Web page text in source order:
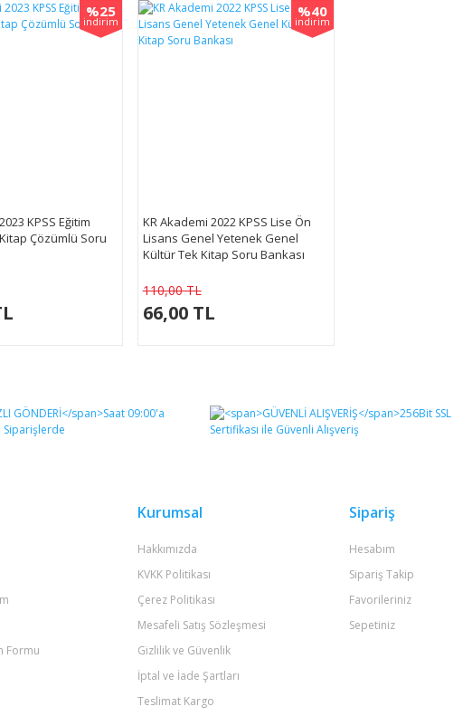
%25
indirim
KPSS Eğitim
Çözümlü Soru
%40
indirim
KR Akademi 2022 KPSS Lise Ön
Lisans Genel Yetenek Genel
Kültür Tek Kitap Soru Bankası
110,00 TL
66,00 TL
Formu
Kurumsal
Hakkımızda
KVKK Politikası
Çerez Politikası
Mesafeli Satış Sözleşmesi
Gizlilik ve Güvenlik
İptal ve İade Şartları
Teslimat Kargo
Sipariş
Hesabım
Sipariş Takip
Favorileriniz
Sepetiniz